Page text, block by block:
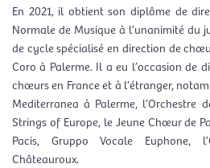
En 2021, il obtient son diplôme de
Normale de Musique à l’unanimité du
de cycle spécialisé en direction de
Coro à Palerme. Il a eu l’occasion de
chœurs en France et à l’étranger,
Mediterranea à Palerme, l’Orchestre
Strings of Europe, le Jeune Chœur de
Pacis, Gruppo Vocale Euphone,
Châteauroux.